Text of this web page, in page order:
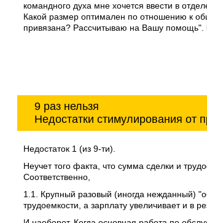
командного духа мне хочется ввести в
Какой размер оптимален по отношению к
привязана? Рассчитываю на Вашу помощь".
9 раз нельзя
Недостатки стимулирования от
Недостаток 1 (из 9-ти).
Неучет того факта, что сумма сделки и
Соответственно,
1.1. Крупный разовый (иногда нежданный)
трудоемкости, а зарплату увеличивает и в